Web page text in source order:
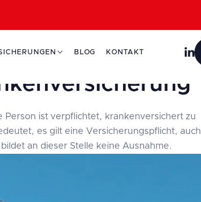
BLOG KONTAKT
ist verpflichtet, krankenversichert zu
es gilt eine Versicherungspflicht, auch
an dieser Stelle keine Ausnahme.